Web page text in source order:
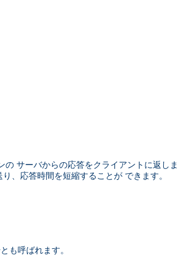
サーバからの応答をクライアントに返しま
、応答時間を短縮することが できます。
も呼ばれます。